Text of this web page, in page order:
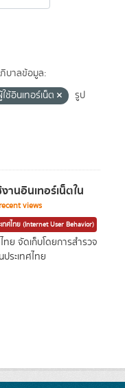
บาลข้อมูล:
อินเทอร์เน็ต
รูป
นอินเทอร์เน็ตใน
views
ทศไทย (Internet User Behavior)
ทย จัดเก็บโดยการสำรวจ
ระเทศไทย